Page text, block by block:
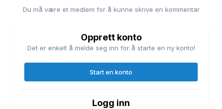
Du må være et medlem for å kunne skrive en kommentar
Opprett konto
Det er enkelt å melde seg inn for å starte en ny konto!
Start en konto
Logg inn